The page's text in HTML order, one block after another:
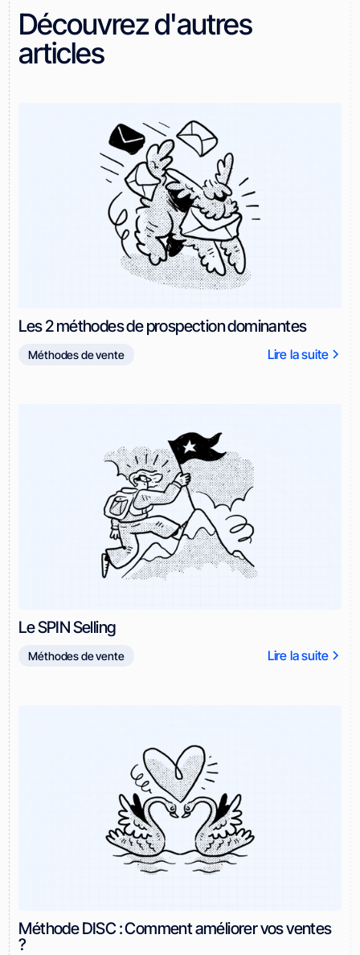
Découvrez d'autres
articles
Les 2 méthodes de prospection dominantes
Méthodes de vente Lire la suite
Le SPIN Selling
Méthodes de vente Lire la suite
Méthode DISC : Comment améliorer vos ventes
?